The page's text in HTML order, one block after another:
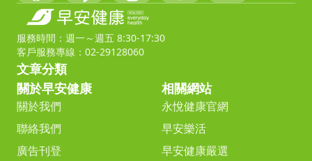
服務時間：週一～週五 8:30-17:30
客戶服務專線：02-29128060
文章分類
關於早安健康
關於我們
聯絡我們
廣告刊登
相關網站
永悅健康官網
早安樂活
早安健康嚴選